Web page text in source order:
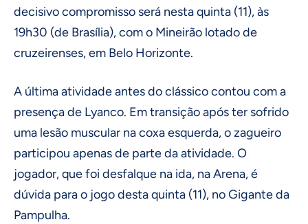
decisivo compromisso será nesta quinta (11), às
19h30 (de Brasília), com o Mineirão lotado de
cruzeirenses, em Belo Horizonte.
A última atividade antes do clássico contou com a
presença de Lyanco. Em transição após ter sofrido
uma lesão muscular na coxa esquerda, o zagueiro
participou apenas de parte da atividade. O
jogador, que foi desfalque na ida, na Arena, é
dúvida para o jogo desta quinta (11), no Gigante da
Pampulha.